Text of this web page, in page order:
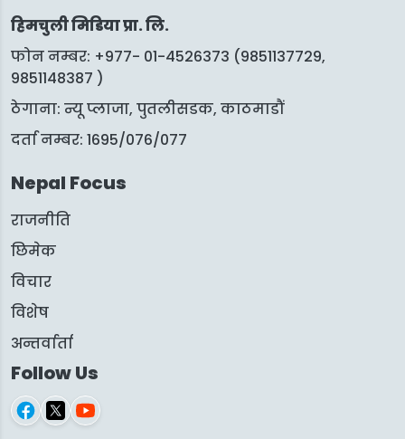
हिमचुली मिडिया प्रा. लि.
फोन नम्बर: +977- 01-4526373 (9851137729,
9851148387 )
ठेगाना: न्यू प्लाजा, पुतलीसडक, काठमाडौं
दर्ता नम्बर: 1695/076/077
Nepal Focus
राजनीति
छिमेक
विचार
विशेष
अन्तर्वार्ता
Follow Us